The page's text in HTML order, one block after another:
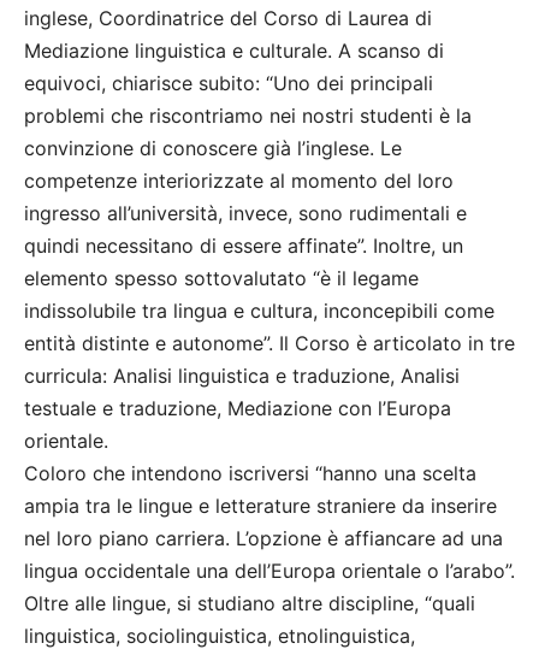
inglese, Coordinatrice del Corso di Laurea di
Mediazione linguistica e culturale. A scanso di
equivoci, chiarisce subito: “Uno dei principali
problemi che riscontriamo nei nostri studenti è la
convinzione di conoscere già l’inglese. Le
competenze interiorizzate al momento del loro
ingresso all’università, invece, sono rudimentali e
quindi necessitano di essere affinate”. Inoltre, un
elemento spesso sottovalutato “è il legame
indissolubile tra lingua e cultura, inconcepibili come
entità distinte e autonome”. Il Corso è articolato in tre
curricula: Analisi linguistica e traduzione, Analisi
testuale e traduzione, Mediazione con l’Europa
orientale.
Coloro che intendono iscriversi “hanno una scelta
ampia tra le lingue e letterature straniere da inserire
nel loro piano carriera. L’opzione è affiancare ad una
lingua occidentale una dell’Europa orientale o l’arabo”.
Oltre alle lingue, si studiano altre discipline, “quali
linguistica, sociolinguistica, etnolinguistica,